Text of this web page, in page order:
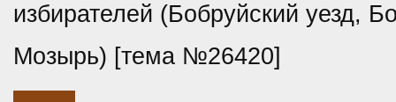
избирателей (Бобруйский уезд,
Мозырь) [тема №26420]